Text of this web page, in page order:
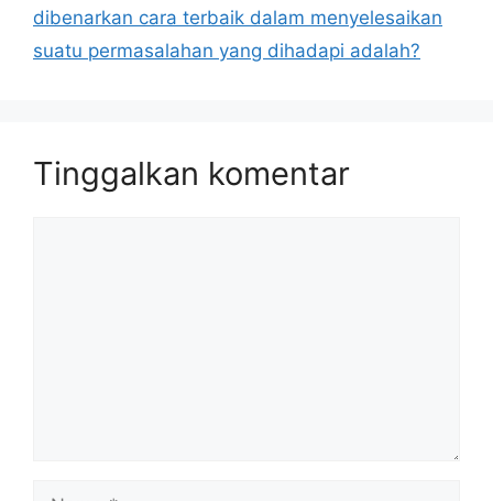
dibenarkan cara terbaik dalam menyelesaikan
suatu permasalahan yang dihadapi adalah?
Tinggalkan komentar